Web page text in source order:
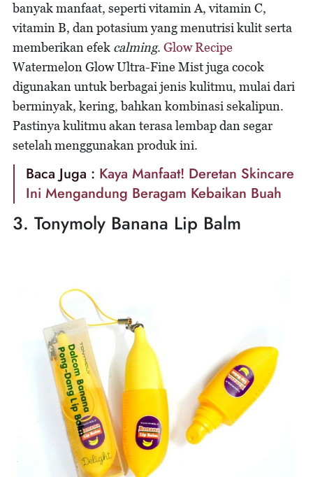
banyak manfaat, seperti vitamin A, vitamin C,
vitamin B, dan potasium yang menutrisi kulit serta
memberikan efek calming. Glow Recipe
Watermelon Glow Ultra-Fine Mist juga cocok
digunakan untuk berbagai jenis kulitmu, mulai dari
berminyak, kering, bahkan kombinasi sekalipun.
Pastinya kulitmu akan terasa lembap dan segar
setelah menggunakan produk ini.
Baca Juga : Kaya Manfaat! Deretan Skincare
Ini Mengandung Beragam Kebaikan Buah
3. Tonymoly Banana Lip Balm